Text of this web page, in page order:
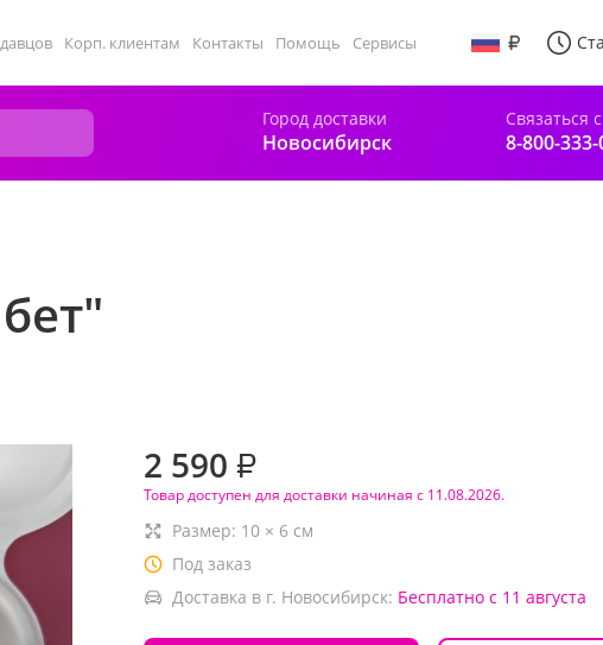
Корп. клиентам Контакты Помощь Сервисы
Город доставки
Новосибирск
Связаться
8-800-
2 590 ₽
Товар доступен для доставки начиная с 11.08.2026.
Размер: 10 × 6 см
Под заказ
Доставка в г. Новосибирск: Бесплатно с 11 августа